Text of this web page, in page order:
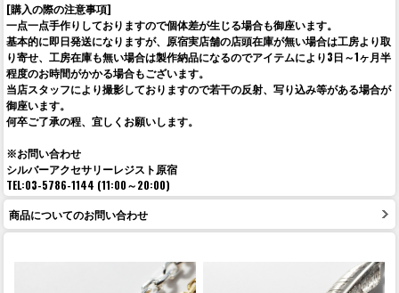
[購入の際の注意事項]
一点一点手作りしておりますので個体差が生じる場合も御座います。
基本的に即日発送になりますが、原宿実店舗の店頭在庫が無い場合は工房より取
り寄せ、工房在庫も無い場合は製作納品になるのでアイテムにより3日～1ヶ月半
程度のお時間がかかる場合もございます。
当店スタッフにより撮影しておりますので若干の反射、写り込み等がある場合が
御座います。
何卒ご了承の程、宜しくお願いします。
※お問い合わせ
シルバーアクセサリーレジスト原宿
TEL:03-5786-1144 (11:00～20:00)
商品についてのお問い合わせ